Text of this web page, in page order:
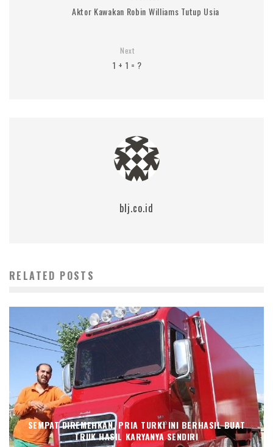
Aktor Kawakan Robin Williams Tutup Usia
Next
1 + 1 = ?
blj.co.id
RELATED POSTS
SEMPAT DIREMEHKAN, PRIA TURKI INI BERHASIL BUAT
TRUK HASIL KARYANYA SENDIRI